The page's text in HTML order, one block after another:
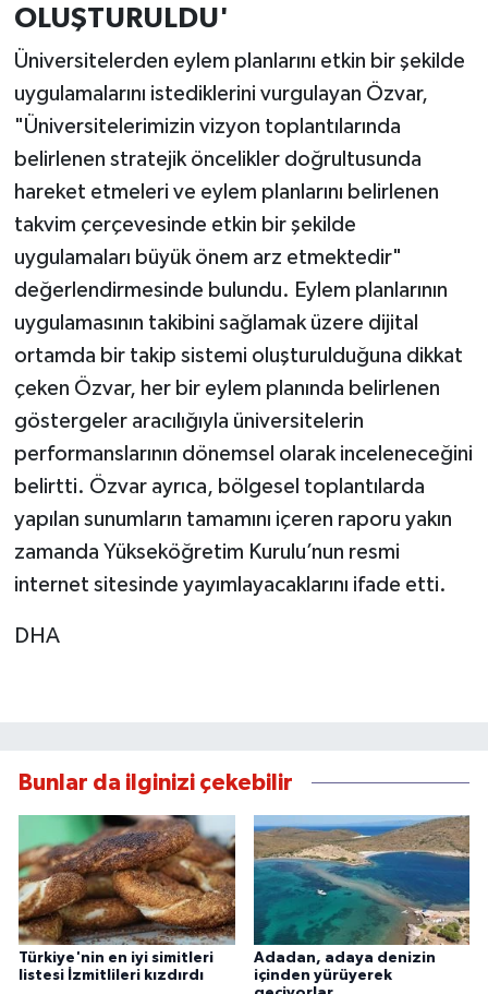
OLUŞTURULDU'
Üniversitelerden eylem planlarını etkin bir şekilde
uygulamalarını istediklerini vurgulayan Özvar,
"Üniversitelerimizin vizyon toplantılarında
belirlenen stratejik öncelikler doğrultusunda
hareket etmeleri ve eylem planlarını belirlenen
takvim çerçevesinde etkin bir şekilde
uygulamaları büyük önem arz etmektedir"
değerlendirmesinde bulundu. Eylem planlarının
uygulamasının takibini sağlamak üzere dijital
ortamda bir takip sistemi oluşturulduğuna dikkat
çeken Özvar, her bir eylem planında belirlenen
göstergeler aracılığıyla üniversitelerin
performanslarının dönemsel olarak inceleneceğini
belirtti. Özvar ayrıca, bölgesel toplantılarda
yapılan sunumların tamamını içeren raporu yakın
zamanda Yükseköğretim Kurulu’nun resmi
internet sitesinde yayımlayacaklarını ifade etti.
DHA
Bunlar da ilginizi çekebilir
Türkiye'nin en iyi simitleri
listesi İzmitlileri kızdırdı
Adadan, adaya denizin
içinden yürüyerek